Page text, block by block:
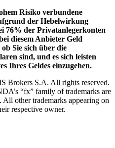
Risiko verbundene
der Hebelwirkung
76% der Privatanlegerkonten
diesem Anbieter Geld
Sie sich über die
sind, und es sich leisten
Ihres Geldes einzugehen.
Brokers S.A. All rights reserved.
“fx” family of trademarks are
other trademarks appearing on
respective owner.